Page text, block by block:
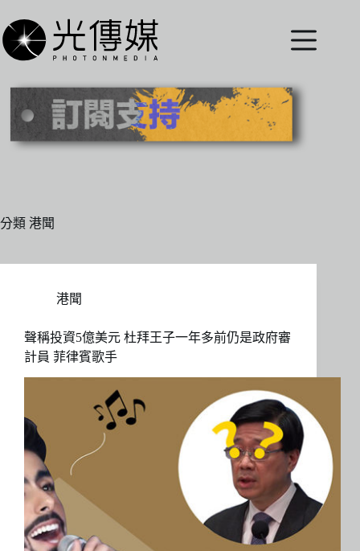
至
主
內
分類 港聞
港聞
聲稱投資5億美元 杜拜王子一年多前仍是政府審
計員 菲律賓歌手